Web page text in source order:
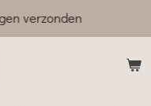
verzonden